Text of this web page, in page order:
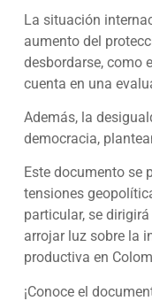
La situación
aumento del
desbordarse, como
cuenta en una
Además, la
democracia,
Este documento se
tensiones
particular, se
arrojar luz sobre la
productiva en
¡Conoce el